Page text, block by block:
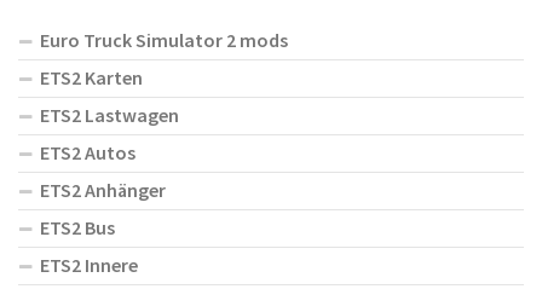
Euro Truck Simulator 2 mods
ETS2 Karten
ETS2 Lastwagen
ETS2 Autos
ETS2 Anhänger
ETS2 Bus
ETS2 Innere